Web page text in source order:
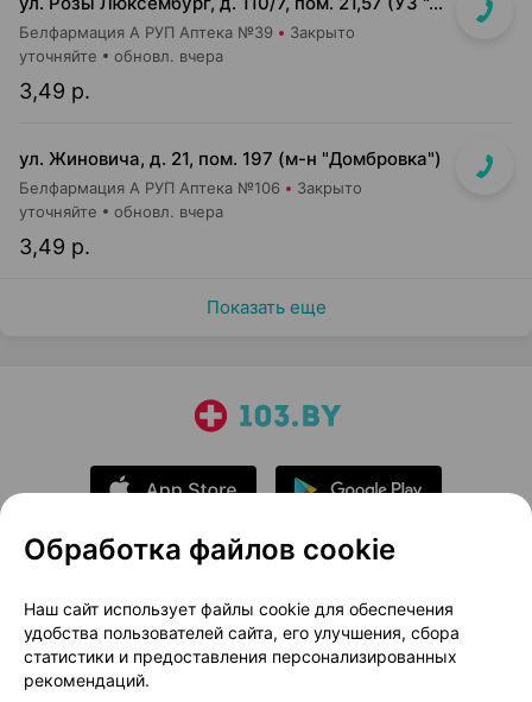
Белфармация А РУП Аптека №39 Закрыто
3,49 р.
уточняйте обновл. вчера
ул. Жиновича, д. 21, пом. 197 (м-н "Домбровка")
Белфармация А РУП Аптека №106 Закрыто
3,49 р.
уточняйте обновл. вчера
Показать еще
О проекте
Новости проекта
Размещение рекламы
Медицинский маркетинг
Публичный договор
Доставка
Обработка файлов cookie
Наш сайт использует файлы cookie для обеспечения
удобства пользователей сайта, его улучшения, сбора
статистики и предоставления персонализированных
рекомендаций.